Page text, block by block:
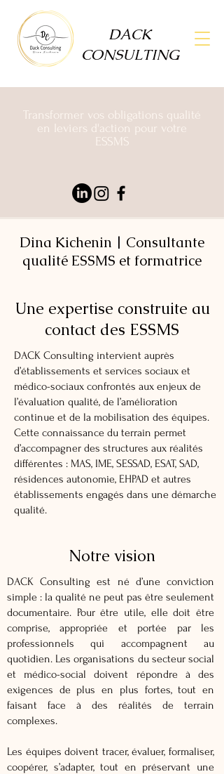
DACK
CONSULTING
Transformer vos obligations qualité
en leviers d'action pour votre
ESSMS
Dina Kichenin | Consultante
qualité ESSMS et formatrice
Une expertise construite au
contact des ESSMS
DACK Consulting intervient auprès
d’établissements et services sociaux et
médico-sociaux confrontés aux enjeux de
l’évaluation qualité, de l’amélioration
continue et de la mobilisation des équipes.
Cette connaissance du terrain permet
d’accompagner des structures aux réalités
différentes : MAS, IME, SESSAD, ESAT, SAD,
résidences autonomie, EHPAD et autres
établissements engagés dans une démarche
qualité.
Notre vision
DACK Consultingest né d’une conviction
simple : la qualité ne peut pas être seulement
documentaire. Pour être utile, elle doit être
comprise, appropriée et portée par les
professionnels qui accompagnent au
quotidien. Les organisations du secteur social
et médico-social doivent répondre à des
exigences de plus en plus fortes, tout en
faisant face à des réalités de terrain
complexes.
Les équipes doivent tracer, évaluer, formaliser,
coopérer, s’adapter, tout en préservant une